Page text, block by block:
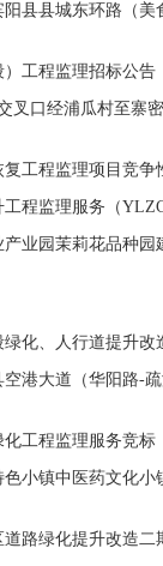
县县城东环路（
工程监理招标公告
叉口经浦瓜村至寨
复工程监理项目竞争
程监理服务（
业园茉莉花品种
化、人行道提升改
港大道（华阳路-
工程监理服务竞标
小镇中医药文化
路绿化提升改造